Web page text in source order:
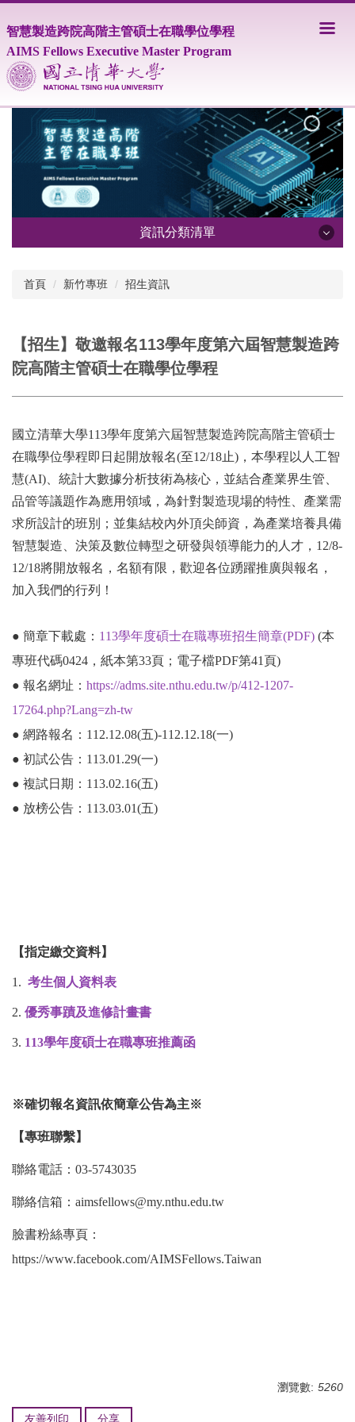
到
主
要
內
容
區
智慧製造跨院高階主管碩士在職學位學程
AIMS Fellows Executive Master Program
資訊分類清單
聯絡資訊
新竹專班
高雄學分班
跨院國際博士班學位學程iPhD
智慧製造學分學程
學生專區
系友會
更多資訊
首頁 新竹專班 招生資訊
【招生】敬邀報名113學年度第六屆智慧製造跨
院高階主管碩士在職學位學程
國立清華大學113學年度第六屆智慧製造跨院高階主管碩士
在職學位學程即日起開放報名(至12/18止)，本學程以人工智
慧(AI)、統計大數據分析技術為核心，並結合產業界生管、
品管等議題作為應用領域，為針對製造現場的特性、 產業需
求所設計的班別；並集結校內外頂尖師資， 為產業培養具備
智慧製造、 決策及數位轉型之研發與領導能力的人才，12/8-
12/18將開放報名，名額有限，歡迎各位踴躍推廣與報名，
加入我們的行列！
● 簡章下載處 ： 113學年度碩士在職專班招生簡章(PDF) (本
專班代碼0424，紙本第33頁；電子檔PDF第41頁)
● 報名網址： https://adms.site.nthu.edu.tw/p/412-1207-
17264.php?Lang=zh-tw
● 網路報名：112.12.08(五)-112.12.18(一)
● 初試公告：113.01.29(一)
● 複試日期：113.02.16(五)
● 放榜公告：113.03.01(五)
【指定繳交資料】
1. 考生個人資料表
2. 優秀事蹟及進修計畫書
3. 113學年度碩士在職專班推薦函
※確切報名資訊依簡章公告為主※
【專班聯繫】
聯絡電話：03-5743035
聯絡信箱： ​aimsfellows@my.nthu.edu.tw
臉書粉絲專頁：
https://www.facebook.com/AIMSFellows.Taiwan
瀏覽數: 5260
友善列印 分享